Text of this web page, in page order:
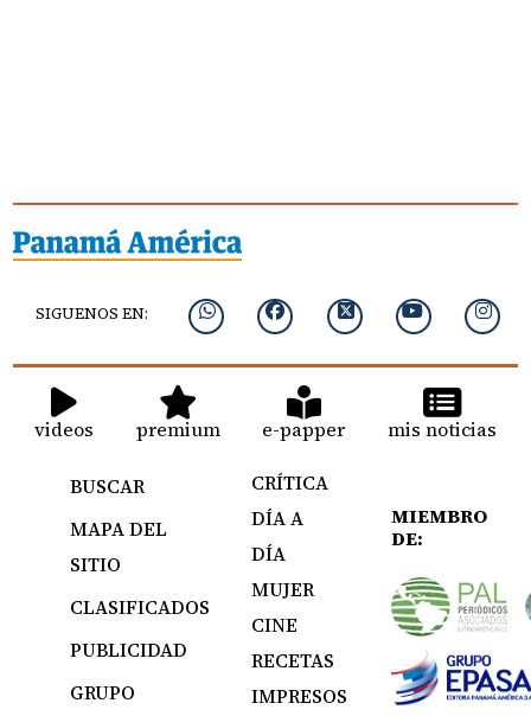
SIGUENOS EN:
videos premium e-papper mis noticias
BUSCAR
MAPA DEL
SITIO
CLASIFICADOS
PUBLICIDAD
GRUPO
CRÍTICA
DÍA A
DÍA
MUJER
CINE
RECETAS
IMPRESOS
MIEMBRO
DE: